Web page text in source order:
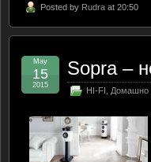
Posted by Rudra at 20:50
Sopra –
HI-FI Домашно
May
15
2015